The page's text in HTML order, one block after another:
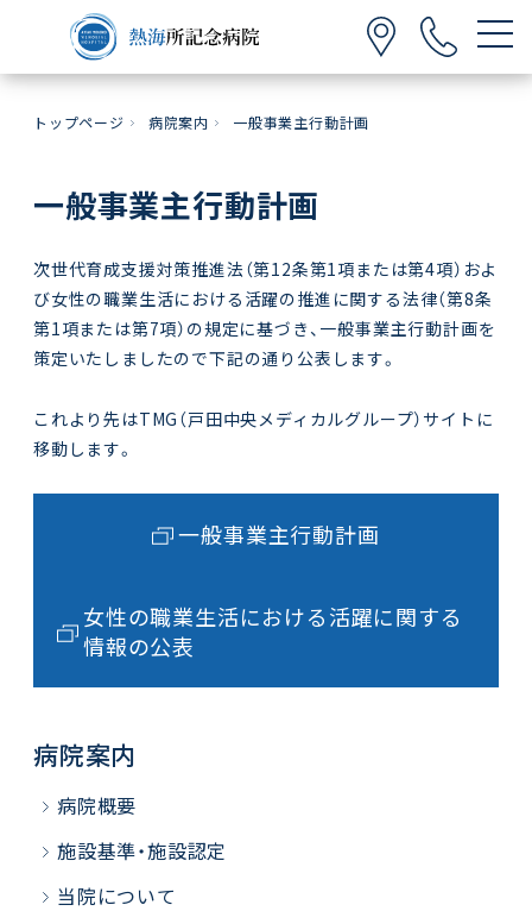
トップページ 病院案内 一般事業主行動計画
一般事業主行動計画
次世代育成支援対策推進法（第12条第1項または第4項）およ
び女性の職業生活における活躍の推進に関する法律（第8条
第1項または第7項）の規定に基づき、一般事業主行動計画を
策定いたしましたので下記の通り公表します。
これより先はTMG（戸田中央メディカルグループ）サイトに
移動します。
一般事業主行動計画
女性の職業生活における活躍に関する
情報の公表
病院案内
病院概要
施設基準・施設認定
当院について